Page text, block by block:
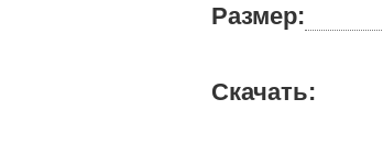
Размер:
Скачать: